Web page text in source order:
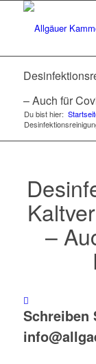
– Auch für
Du bist hier:
–
Schreiben